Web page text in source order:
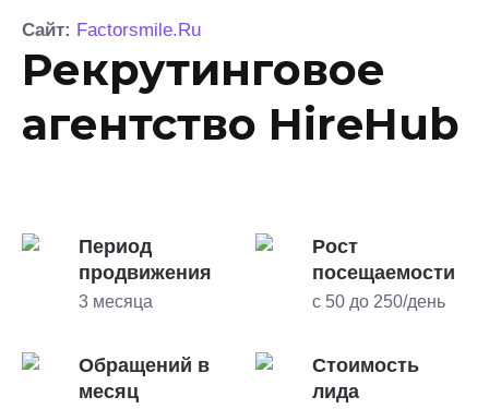
Сайт: Factorsmile.Ru
Рекрутинговое
агентство HireHub
Период
продвижения
3 месяца
Рост
посещаемости
с 50 до 250/день
Обращений в
месяц
Стоимость
лида